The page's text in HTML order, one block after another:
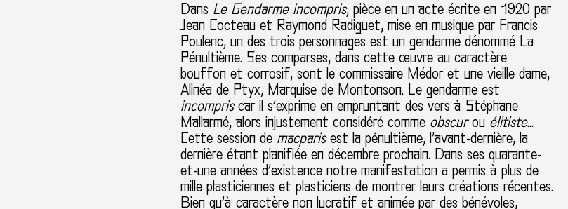
Dans Le Gendarme incompris, pièce en un acte écrite en 1920 par
Jean Cocteau et Raymond Radiguet, mise en musique par Francis
Poulenc, un des trois personnages est un gendarme dénommé La
Pénultième. Ses comparses, dans cette œuvre au caractère
bouffon et corrosif, sont le commissaire Médor et une vieille dame,
Alinéa de Ptyx, Marquise de Montonson. Le gendarme est
incompriscar il s’exprime en empruntant des vers à Stéphane
Mallarmé, alors injustement considéré comme obscurou élitiste…
Cette session de macparisest la pénultième, l’avant-dernière, la
dernière étant planifiée en décembre prochain. Dans ses quarante-
et-une années d’existence notre manifestation a permis à plus de
mille plasticiennes et plasticiens de montrer leurs créations récentes.
Bien qu’à caractère non lucratif et animée par des bénévoles,